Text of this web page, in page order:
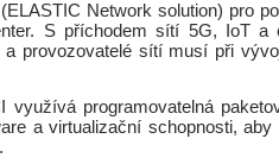
Network solution) pro
S příchodem sítí 5G, IoT a
provozovatelé sítí musí při
využívá programovatelná
a virtualizační schopnosti,